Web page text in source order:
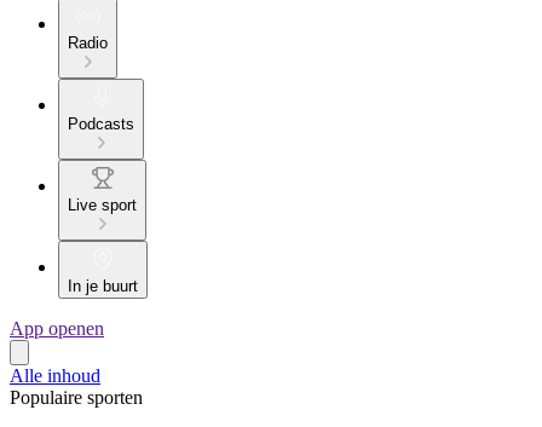
Radio
Podcasts
Live sport
In je buurt
App openen
Alle inhoud
Populaire sporten